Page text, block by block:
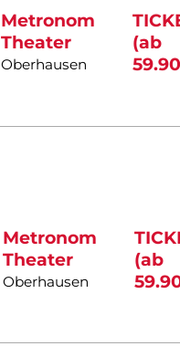
Metronom
Theater
Oberhausen
(ab
Metronom
Theater
Oberhausen
(ab